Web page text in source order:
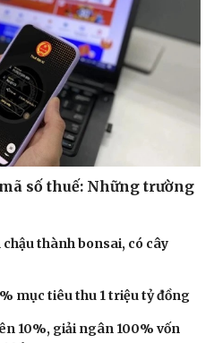
số thuế: Những trường
thành bonsai, có cây
mục tiêu thu 1 triệu tỷ đồng
10%, giải ngân 100% vốn